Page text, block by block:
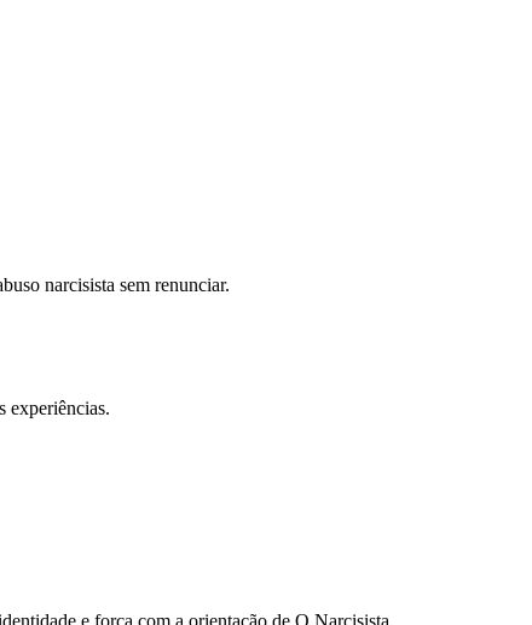
narcisista sem renunciar.
experiências.
e força com a orientação de O Narcisista